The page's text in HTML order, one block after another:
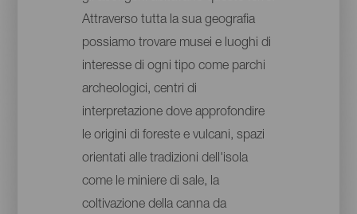
Attraverso tutta la sua geografia
possiamo trovare musei e luoghi di
interesse di ogni tipo come parchi
archeologici, centri di
interpretazione dove approfondire
le origini di foreste e vulcani, spazi
orientati alle tradizioni dell'isola
come le miniere di sale, la
coltivazione della canna da